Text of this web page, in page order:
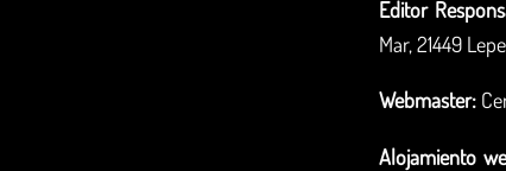
Editor
Mar, 21449
Webmaster:
Alojamiento